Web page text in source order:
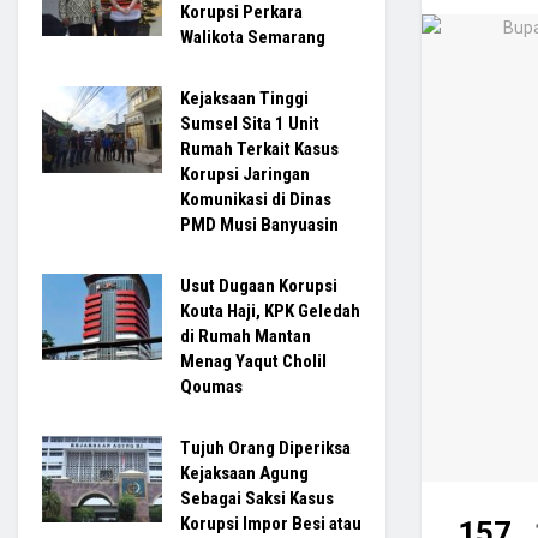
Korupsi Perkara
Walikota Semarang
Kejaksaan Tinggi
Sumsel Sita 1 Unit
Rumah Terkait Kasus
Korupsi Jaringan
Komunikasi di Dinas
PMD Musi Banyuasin
Usut Dugaan Korupsi
Kouta Haji, KPK Geledah
di Rumah Mantan
Menag Yaqut Cholil
Qoumas
Tujuh Orang Diperiksa
Kejaksaan Agung
Sebagai Saksi Kasus
Korupsi Impor Besi atau